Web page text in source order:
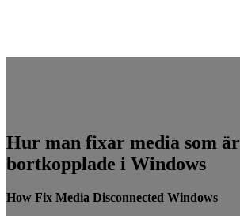
Hur man fixar media som är
bortkopplade i Windows
How Fix Media Disconnected Windows